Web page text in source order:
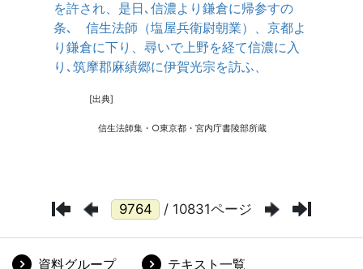
/ 10831ページ
資料グループ テキスト一覧